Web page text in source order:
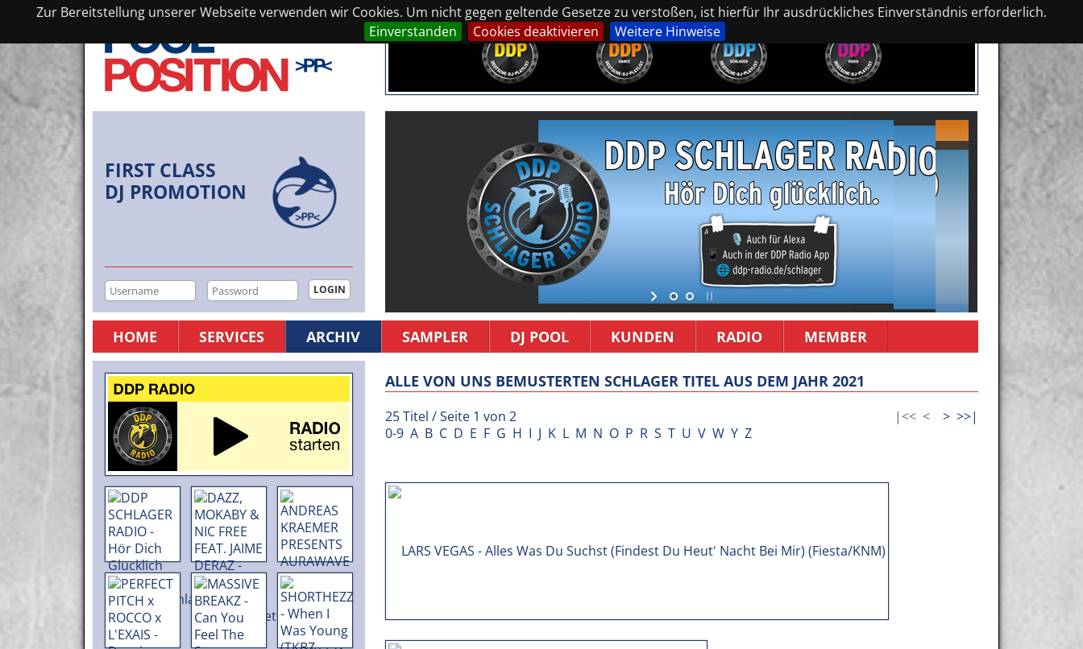
Zur Bereitstellung unserer Webseite verwenden wir Cookies. Um nicht gegen geltende Gesetze zu verstoßen, ist hierfür Ihr ausdrückliches Einverständnis erforderlich.
Einverstanden
Cookies deaktivieren Weitere Hinweise
FIRST CLASS
DJ PROMOTION
HOME SERVICES ARCHIV SAMPLER DJ POOL KUNDEN RADIO MEMBER
ALLE VON UNS BEMUSTERTEN SCHLAGER TITEL AUS DEM JAHR 2021
25 Titel / Seite 1 von 2 |<< < > >>|
0-9 A B C D E F G H I J K L M N O P R S T U V W Y Z